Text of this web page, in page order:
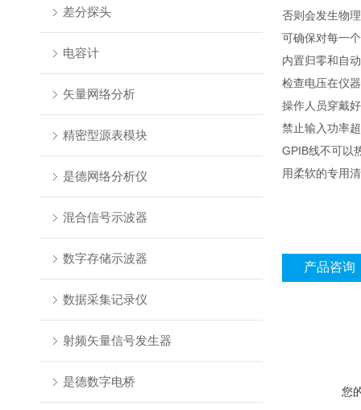
差分探头
电容计
矢量网络分析
精密型源表模块
是德网络分析仪
混合信号示波器
数字存储示波器
数据采集记录仪
射频矢量信号发生器
是德数字电桥
否则会发生物
可确保对每一
内置归零和自
检查电压在仪
操作人员穿戴
禁止输入功率
GPIB线不可以
用柔软的专用
产品咨询
您